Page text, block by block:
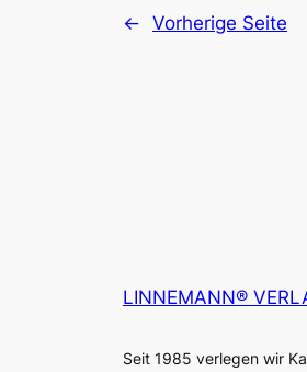
← Vorherige Seite
LINNEMANN®
Seit 1985 verlegen wir